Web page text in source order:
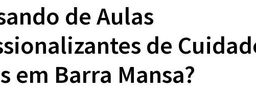
de Aulas
de
em Barra Mansa?